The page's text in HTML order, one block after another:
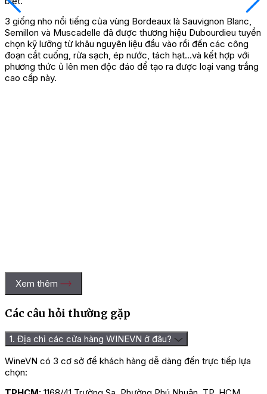
3 giống nho nổi tiếng của vùng Bordeaux là Sauvignon Blanc,
Semillon và Muscadelle đã được thương hiệu Dubourdieu tuyển
chọn kỹ lưỡng từ khâu nguyên liệu đầu vào rồi đến các công
đoạn cắt cuống, rửa sạch, ép nước, tách hạt…và kết hợp với
phương thức ủ lên men độc đáo để tạo ra được loại vang trắng
cao cấp này.
Xem thêm
Các câu hỏi thường gặp
1. Địa chỉ các cửa hàng WINEVN ở đâu?
WineVN có 3 cơ sở để khách hàng dễ dàng đến trực tiếp lựa
chọn: